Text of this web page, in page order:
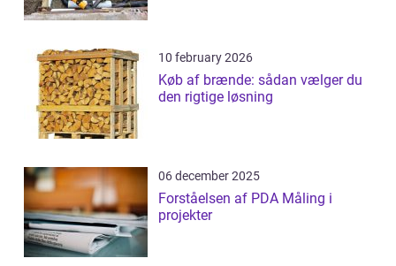
10 february 2026
Køb af brænde: sådan vælger du
den rigtige løsning
06 december 2025
Forståelsen af PDA Måling i
projekter